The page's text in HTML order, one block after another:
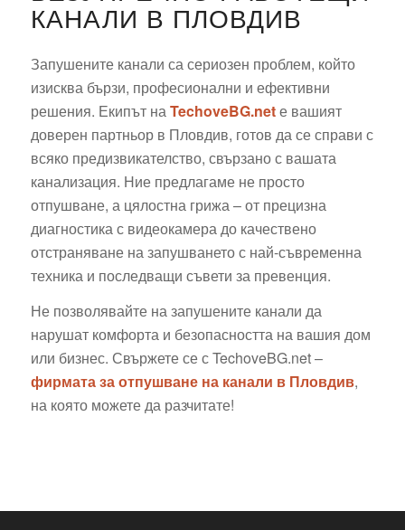
КАНАЛИ В ПЛОВДИВ
Запушените канали са сериозен проблем, който
изисква бързи, професионални и ефективни
решения. Екипът наTechoveBG.netе вашият
доверен партньор в Пловдив, готов да се справи с
всяко предизвикателство, свързано с вашата
канализация. Ние предлагаме не просто
отпушване, а цялостна грижа – от прецизна
диагностика с видеокамера до качествено
отстраняване на запушването с най-съвременна
техника и последващи съвети за превенция.
Не позволявайте на запушените канали да
нарушат комфорта и безопасността на вашия дом
или бизнес. Свържете се с TechoveBG.net –
фирмата за отпушване на канали в Пловдив,
на която можете да разчитате!